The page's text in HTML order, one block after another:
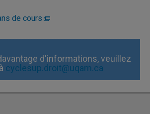
de cours
d'informations, veuillez
cyclesup.droit@uqam.ca